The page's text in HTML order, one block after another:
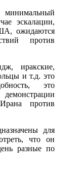
эскалации,
ожидаются
против
иракские,
и т.д. это
это
против
для
что он
разные по